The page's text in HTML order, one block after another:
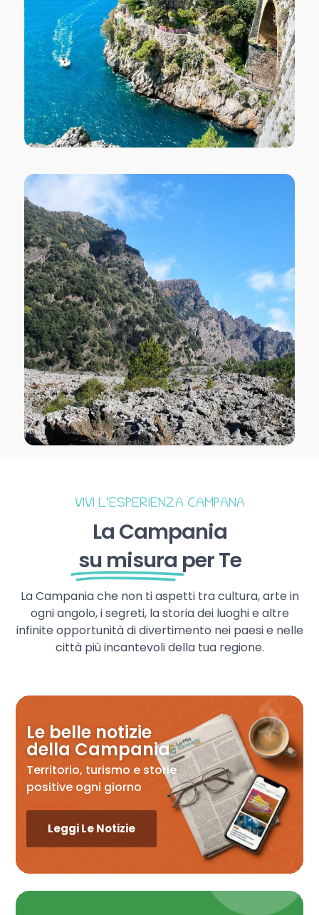
VIVI L’ESPERIENZA CAMPANA
La Campania
su misura per Te
La Campania che non ti aspetti tra cultura, arte in
ogni angolo, i segreti, la storia dei luoghi e altre
infinite opportunità di divertimento nei paesi e nelle
città più incantevoli della tua regione.
Le belle notizie
della Campania
Territorio, turismo e storie
positive ogni giorno
Leggi Le Notizie